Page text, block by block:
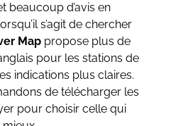
beaucoup d’avis en
s’agit de chercher
Map propose plus de
pour les stations de
indications plus claires.
de télécharger les
pour choisir celle qui